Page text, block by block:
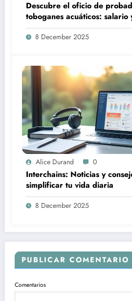
Descubre el oficio de
toboganes acuáticos: salario
profesional
8 December 2025
Alice Durand 0
Interchains: Noticias y
simplificar tu vida diaria
8 December 2025
PUBLICAR COMENTARIO
Comentarios